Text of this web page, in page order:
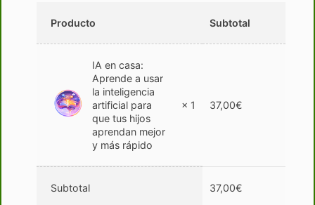
Producto Subtotal
IA en casa:
Aprende a usar
la inteligencia
artificial para
que tus hijos
aprendan mejor
y más rápido
× 1 37,00€
Subtotal 37,00€